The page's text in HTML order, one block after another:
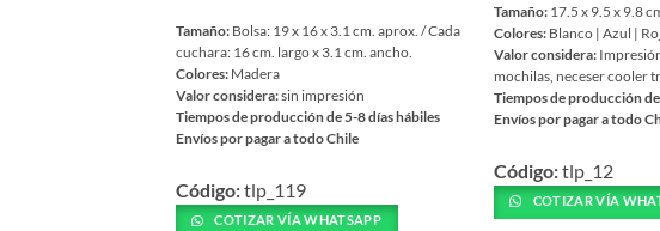
Tamaño: Bolsa: 19 x 16 x 3.1 cm. aprox. / Cada
cuchara: 16 cm. largo x 3.1 cm. ancho.
Colores: Madera
Valor considera:sin impresión
Tiempos de producción de 5-8 días hábiles
Envíos por pagar a todo Chile
producto
tiene
Código:tlp_119
COTIZAR VÍA WHATSAPP
Tamaño: 17.5 x 9.5 x 9.8
Colores: Blanco | Azul |
Valor considera:
mochilas, neceser cooler
Tiempos de producción
Envíos por pagar a todo
producto
tiene
Código:tlp_12
COTIZAR VÍA